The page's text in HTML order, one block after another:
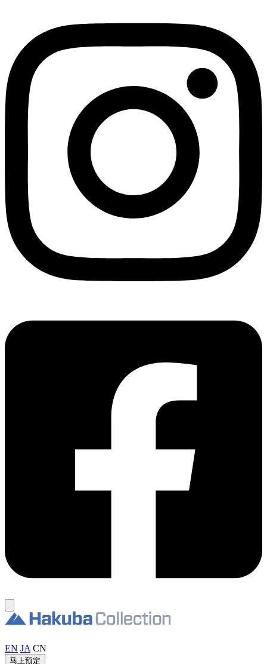
EN JA CN
马上预定